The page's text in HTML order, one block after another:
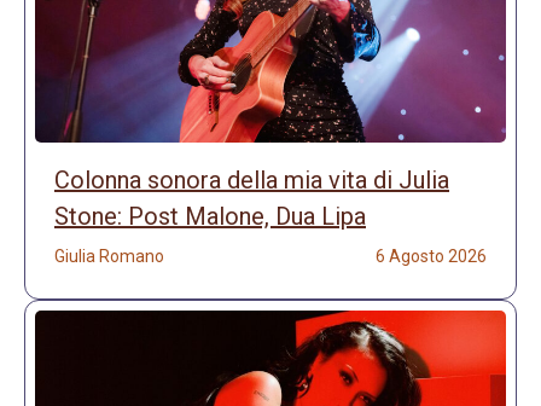
Colonna sonora della mia vita di Julia
Stone: Post Malone, Dua Lipa
Giulia Romano 6 Agosto 2026